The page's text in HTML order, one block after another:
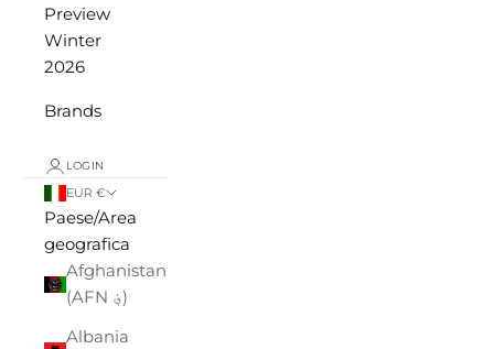
Preview
Winter
2026
Brands
LOGIN
EUR €
Paese/Area
geografica
Afghanistan
(AFN ؋)
Albania